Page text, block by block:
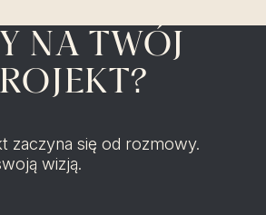
NA TWÓJ
zaczyna się od rozmowy.
wizją.